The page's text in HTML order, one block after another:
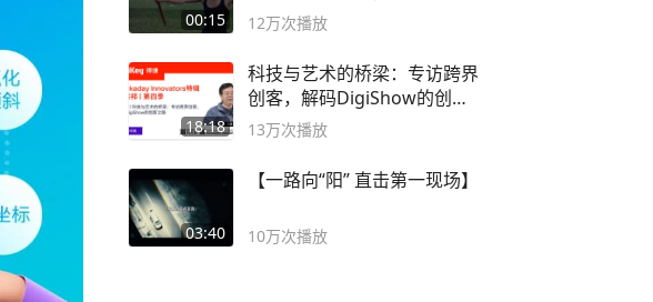
00:15
弓#户外
12万次播放
18:18
科技与艺术的桥梁：专访跨界
创客，解码DigiShow的创新
之路
13万次播放
03:40
【一路向“阳” 直击第一现场】
10万次播放